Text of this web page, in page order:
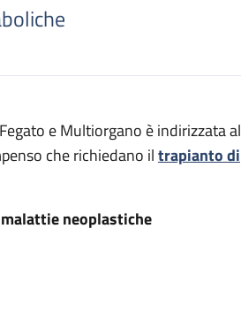
e Multiorgano è indirizzata al
che richiedano iltrapianto di
malattie neoplastiche